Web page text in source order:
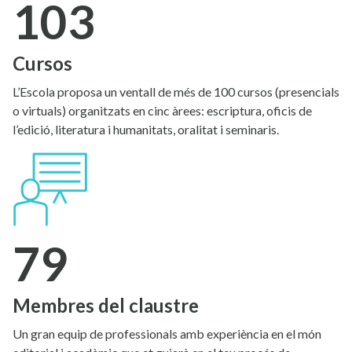
103
Cursos
L’Escola proposa un ventall de més de 100 cursos (presencials
o virtuals) organitzats en cinc àrees: escriptura, oficis de
l’edició, literatura i humanitats, oralitat i seminaris.
79
Membres del claustre
Un gran equip de professionals amb experiència en el món